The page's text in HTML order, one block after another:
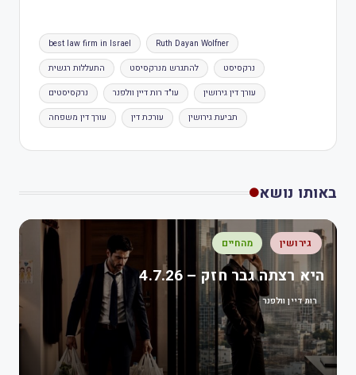
best law firm in Israel Ruth Dayan Wolfner
התעללות רגשית להתגרש מנרקסיסט נרקסיסט
נרקסיסטים עו"ד רות דיין וולפנר עורך דין גירושין
עורך דין משפחה עורכת דין תביעת גירושין
באותו נושא
גירושין מהחיים
היא רצתה גבר חזק – 4.7.26
רות דיין וולפנר